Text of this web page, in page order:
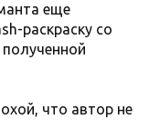
еще
раскраску со
что автор не